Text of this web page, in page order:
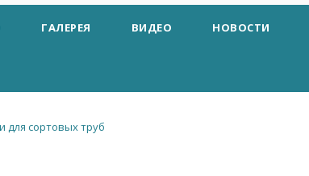
ГАЛЕРЕЯ ВИДЕО НОВОСТИ
для сортовых труб